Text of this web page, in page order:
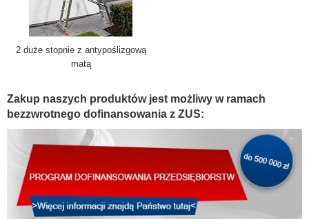
2 duże stopnie z antypoślizgową
matą
Zakup naszych produktów jest możliwy w ramach
bezzwrotnego dofinansowania z ZUS: